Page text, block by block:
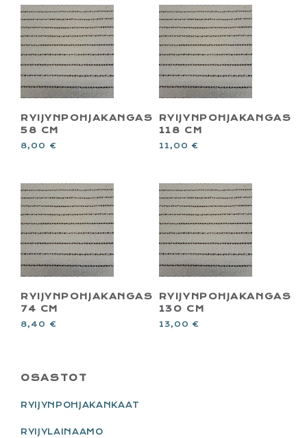
RYIJYNPOHJAKANGAS
58 CM
8,00 €
RYIJYNPOHJAKANGAS
118 CM
11,00 €
RYIJYNPOHJAKANGAS
74 CM
8,40 €
RYIJYNPOHJAKANGAS
130 CM
13,00 €
PRIMARY
SIDEBAR
OSASTOT
RYIJYNPOHJAKANKAAT
RYIJYLAINAAMO